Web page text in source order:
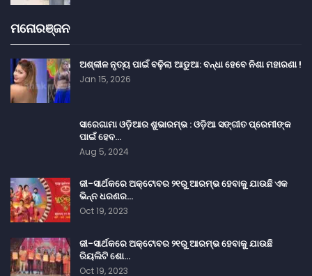
ମନୋରଞ୍ଜନ
ଅଶ୍ଳୀଳ ନୃତ୍ୟ ପାଇଁ ବଢ଼ିଲା ଆଡୁଆ: ବନ୍ଧା ହେବେ ନିଶା ମହାରଣା !
Jan 15, 2026
ସାରେଗାମା ଓଡ଼ିଆର ଶୁଭାରମ୍ଭ : ଓଡ଼ିଆ ସଙ୍ଗୀତ ପ୍ରେମୀଙ୍କ
ପାଇଁ ହେବ…
Aug 5, 2024
ଜୀ-ସାର୍ଥକରେ ଅକ୍ଟୋବର ୨୧ରୁ ଆରମ୍ଭ ହେବାକୁ ଯାଉଛି ଏକ
ଭିନ୍ନ ଧରଣର…
Oct 19, 2023
ଜୀ-ସାର୍ଥକରେ ଅକ୍ଟୋବର ୨୧ରୁ ଆରମ୍ଭ ହେବାକୁ ଯାଉଛି
ରିୟଲିଟି ଶୋ…
Oct 19, 2023